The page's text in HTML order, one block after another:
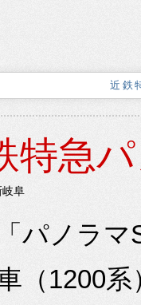
近鉄
特急
岐阜
パノラマ
（1200